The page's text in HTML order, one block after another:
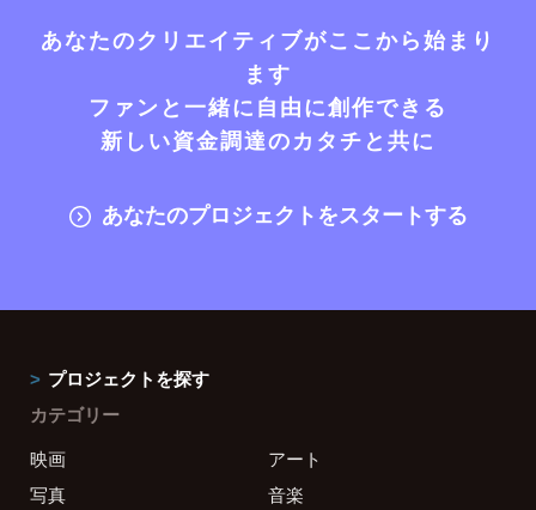
あなたのクリエイティブがここから始まり
ます
ファンと一緒に自由に創作できる
新しい資金調達のカタチと共に
あなたのプロジェクトをスタートする
プロジェクトを探す
カテゴリー
映画
アート
写真
音楽